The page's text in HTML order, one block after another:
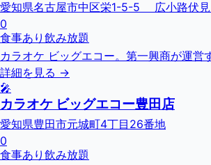
愛知県名古屋市中区栄1-5-5 広小路伏
0
食事あり 飲み放題
カラオケ ビッグエコー。第一興商が運営
詳細を見る →
🎤
カラオケ ビッグエコー豊田店
愛知県豊田市元城町4丁目26番地
0
食事あり 飲み放題